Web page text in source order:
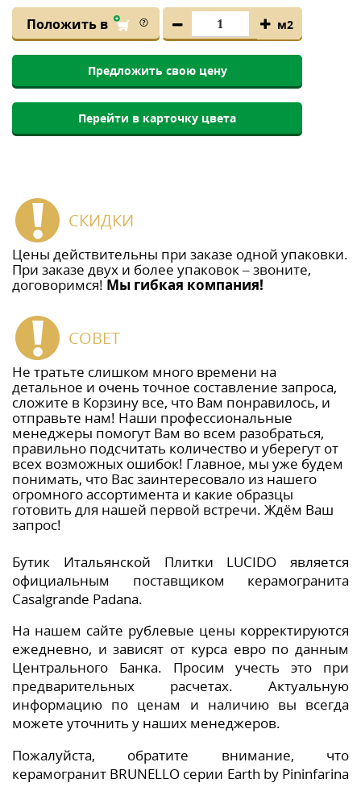
Положить в м2
Предложить свою цену
Перейти в карточку цвета
СКИДКИ
Цены действительны при заказе одной упаковки.
При заказе двух и более упаковок – звоните,
договоримся! Мы гибкая компания!
СОВЕТ
Не тратьте слишком много времени на
детальное и очень точное составление запроса,
сложите в Корзину все, что Вам понравилось, и
отправьте нам! Наши профессиональные
менеджеры помогут Вам во всем разобраться,
правильно подсчитать количество и уберегут от
всех возможных ошибок! Главное, мы уже будем
понимать, что Вас заинтересовало из нашего
огромного ассортимента и какие образцы
готовить для нашей первой встречи. Ждём Ваш
запрос!
Бутик Итальянской Плитки LUCIDO является
официальным поставщиком керамогранита
Casalgrande Padana.
На нашем сайте рублевые цены корректируются
ежедневно, и зависят от курса евро по данным
Центрального Банка. Просим учесть это при
предварительных расчетах. Актуальную
информацию по ценам и наличию вы всегда
можете уточнить у наших менеджеров.
Пожалуйста, обратите внимание, что
керамогранит BRUNELLO серии Earth by Pininfarina